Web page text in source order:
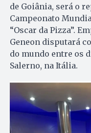
de Goiânia, será o
Campeonato
“Oscar da Pizza”.
Geneon disputará
do mundo entre os
Salerno, na Itália.